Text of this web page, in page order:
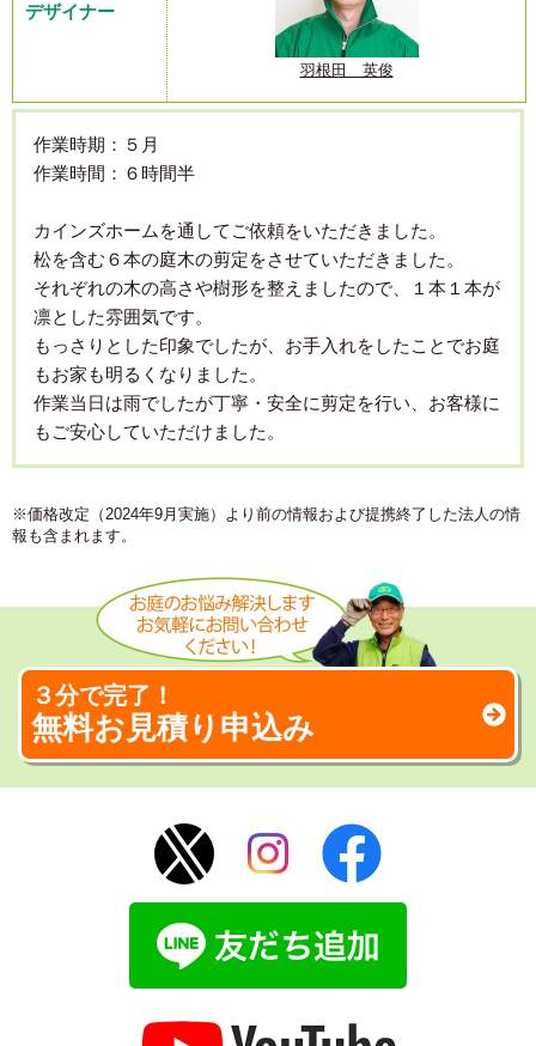
デザイナー
羽根田 英俊
作業時期：５月
作業時間：６時間半
カインズホームを通してご依頼をいただきました。
松を含む６本の庭木の剪定をさせていただきました。
それぞれの木の高さや樹形を整えましたので、１本１本が
凛とした雰囲気です。
もっさりとした印象でしたが、お手入れをしたことでお庭
もお家も明るくなりました。
作業当日は雨でしたが丁寧・安全に剪定を行い、お客様に
もご安心していただけました。
※価格改定（2024年9月実施）より前の情報および提携終了した法人の情
報も含まれます。
３分で完了！
無料お見積り申込み